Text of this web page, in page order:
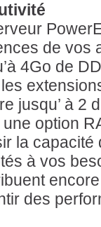
de vos
4Go de
jusqu’ à 2
option
la capacité
à vos
des